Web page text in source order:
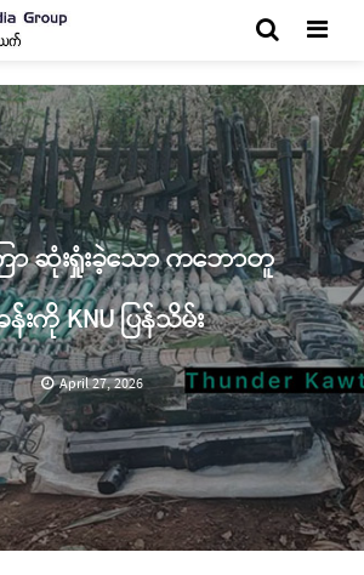
ာ ဆုံးရှုံးခဲ့သော ကဘောတူ
န်းကို KNU ပြန်သိမ်း
April 27, 2026